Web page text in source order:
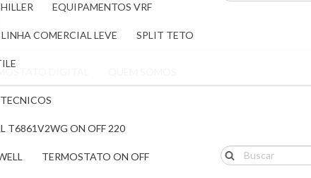
EQUIPAMENTOS VRF
LINHA COMERCIAL LEVE SPLIT TETO
T6861V2WG ON OFF 220
TERMOSTATO ON OFF